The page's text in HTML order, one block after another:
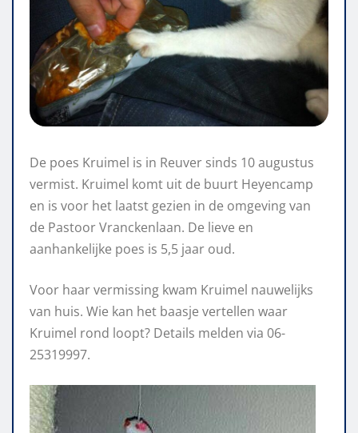
De poes Kruimel is in Reuver sinds 10 augustus
vermist. Kruimel komt uit de buurt Heyencamp
en is voor het laatst gezien in de omgeving van
de Pastoor Vranckenlaan. De lieve en
aanhankelijke poes is 5,5 jaar oud.
Voor haar vermissing kwam Kruimel nauwelijks
van huis. Wie kan het baasje vertellen waar
Kruimel rond loopt? Details melden via 06-
25319997.